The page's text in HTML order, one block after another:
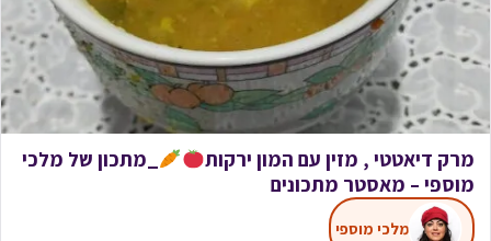
מרק דיאטטי , מזין עם המון ירקות
_מתכון של מלכי
מוספי – מאסטר מתכונים
מלכי מוספי